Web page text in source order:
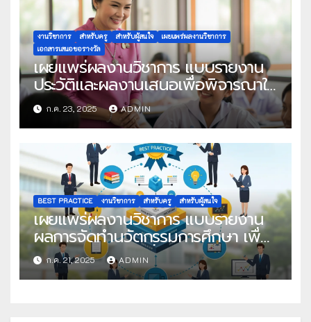
งานวิชาการ สำหรับครู สำหรับผู้สนใจ
เผยแพร่ผลงานวิชาการ
เอกสารเสนอขอรางวัล
เผยแพร่ผลงานวิชาการ แบบรายงาน
ประวัติและผลงานเสนอเพื่อพิจารณาใน
โครงการครูดีในดวงใจ ประจำปี 2568
ครั้งที่ 22
ก.ค. 23, 2025 ADMIN
BEST PRACTICE งานวิชาการ สำหรับครู สำหรับผู้สนใจ
เผยแพร่ผลงานวิชาการ แบบรายงาน
ผลการจัดทำนวัตกรรมการศึกษา เพื่อ
คัดเลือกวิธีปฏิบัติที่เป็นเลิศ
ก.ค. 21, 2025 ADMIN